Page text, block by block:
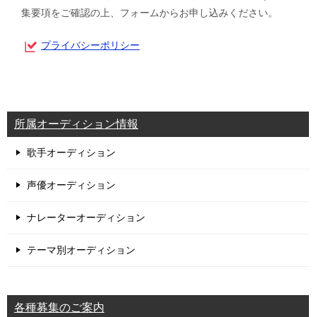
集要項をご確認の上、フォームからお申し込みください。
プライバシーポリシー
所属オーディション情報
歌手オーディション
声優オーディション
ナレーターオーディション
テーマ別オーディション
各種募集のご案内